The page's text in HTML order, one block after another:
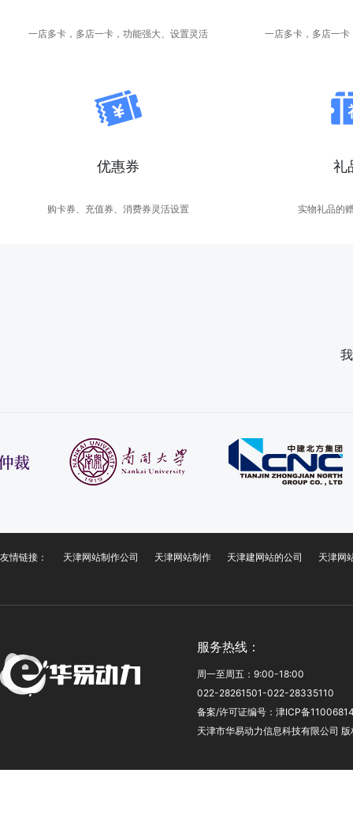
一店多卡，多店一卡，功能强大、设置灵活 一店多卡，多店一
优惠券
购卡券、充值券、消费券灵活设置
礼
实物礼品的
友情链接： 天津网站制作公司 天津网站制作 天津建网站的公司 天津网
服务热线：
周一至周五：9:00-18:00
022-28261501-022-28335110
备案/许可证编号： 津ICP备
天津市华易动力信息科技有限公司